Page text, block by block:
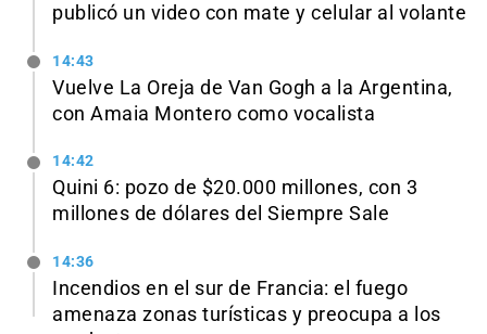
publicó un video con mate y celular al volante
14:43
Vuelve La Oreja de Van Gogh a la Argentina,
con Amaia Montero como vocalista
14:42
Quini 6: pozo de $20.000 millones, con 3
millones de dólares del Siempre Sale
14:36
Incendios en el sur de Francia: el fuego
amenaza zonas turísticas y preocupa a los